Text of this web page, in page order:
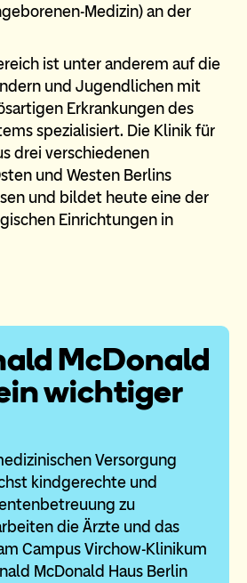
Medizin) an der
ist unter anderem auf die
und Jugendlichen mit
Erkrankungen des
spezialisiert. Die Klinik für
drei verschiedenen
und Westen Berlins
und bildet heute eine der
Einrichtungen in
McDonald
wichtiger
Versorgung
kindgerechte und
zu
die Ärzte und das
Campus Virchow-Klinikum
McDonald Haus Berlin